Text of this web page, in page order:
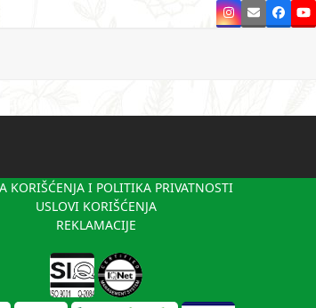
Instagram
Email
KORIŠĆENJA I POLITIKA PRIVATNOSTI
USLOVI KORIŠĆENJA
REKLAMACIJE